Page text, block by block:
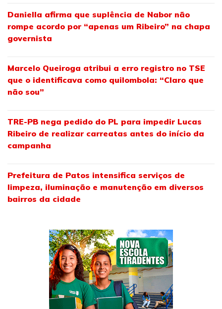
Daniella afirma que suplência de Nabor não
rompe acordo por “apenas um Ribeiro” na chapa
governista
Marcelo Queiroga atribui a erro registro no TSE
que o identificava como quilombola: “Claro que
não sou”
TRE-PB nega pedido do PL para impedir Lucas
Ribeiro de realizar carreatas antes do início da
campanha
Prefeitura de Patos intensifica serviços de
limpeza, iluminação e manutenção em diversos
bairros da cidade